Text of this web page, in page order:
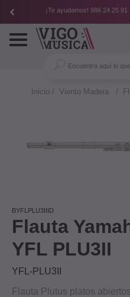
¡Te ayudamos! 986 24 25 91
Toggle
navigation
Inicio Viento Madera
BYFLPLU3IIID
Flauta
YFL PLU3II
YFL-PLU3II
Flauta Plutus platos